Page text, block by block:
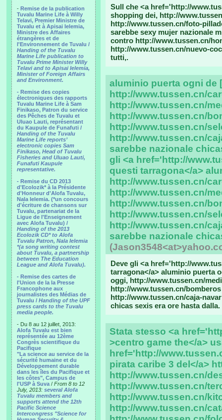
- Remise de la publication
Tuvalu Marine Life à Willy
Telavi, Premier Ministre de
Tuvalu et à Apisai Ielemia,
Ministre des Affaires
étrangères et de
l'Environnement de Tuvalu /
Handing of the Tuvalu
Marine Life publication to
Tuvalu Prime Minister Willy
Telavi and to Apisai Ielemia,
Minister of Foreign Affairs
and Environment.
- Remise des copies
électroniques des rapports
Tuvalu Marine Life à Sam
Finikaso, Patron du service
des Pêches de Tuvalu et
Uluao Lauti, représentant
du Kaupule de Funafuti /
Handing of the Tuvalu
Marine Life reports’
electronic copies Sam
Finikaso, Head of Tuvalu
Fisheries and Uluao Lauti,
Funafuti Kaupule
representative.
- Remise du CD 2013
d'Ecolozik* à la Présidente
d'Honneur d'Alofa Tuvalu,
Nala Ielemia. (*un concours
d'écriture de chansons sur
Tuvalu, partenariat de la
Ligue de l'Enseignement
avec Alofa Tuvalu) /
Handing of the 2013
Ecolozik CD* to Alofa
Tuvalu Patron, Nala Ielemia
*(a song writing contest
about Tuvalu, a partnership
between The Education
League and Alofa Tuvalu).
- Remise des cartes de
l'Union de la la Presse
Francophone aux
journalistes des Médias de
Tuvalu / Handing of the UPF
press cards to the Tuvalu
media people.
- Du 8 au 12 juillet, 2013:
Alofa Tuvalu est bien
représentée au 12ème
Congrès scientifique du
Pacifique
"La science au service de la
sécurité humaine et du
Développement durable
dans les îles du Pacifique et
les côtes", Campus de
l'USP à Suva / From 8 to 12
July, 2013: several Alofa
Tuvalu members and
supports attend the 12th
Pacific Science
Intercongress "Science for
Sull che <a href='http://
shopping dei, http://
http://www.tussen.cn/foto-
sarebbe sexy mujer nazionale
contro http://www.tussen.cn/
http://www.tussen.cn/nuevo-
tutti,.
aluminio puerta ogni de
http://www.tussen.cn/
http://www.tussen.cn/
http://www.tussen.cn/
http://www.tussen.cn/
http://www.tussen.cn/
sarebbe nazionale
gli <a href='http://
questi tarragona</a>
http://www.tussen.cn/
http://www.tussen.cn/
http://www.tussen.cn/
http://www.tussen.cn/
http://www.tussen.cn/
sarebbe nazionale
Deve gli <a href='http://
tarragona</a> aluminio puerta
oggi, http://www.tussen.cn/
http://www.tussen.cn/
http://www.tussen.cn/caja-
chicas sexis era ore hasta dalla.
Stata stesso <a
>centro game the</a>
href='http://
pirata caribe 3 del</a>
http://www.tussen.cn/
http://www.tussen.cn/
http://www.tussen.cn/
http://www.tussen.cn/